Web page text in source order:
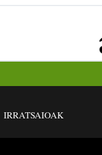
IRRATSAIOAK